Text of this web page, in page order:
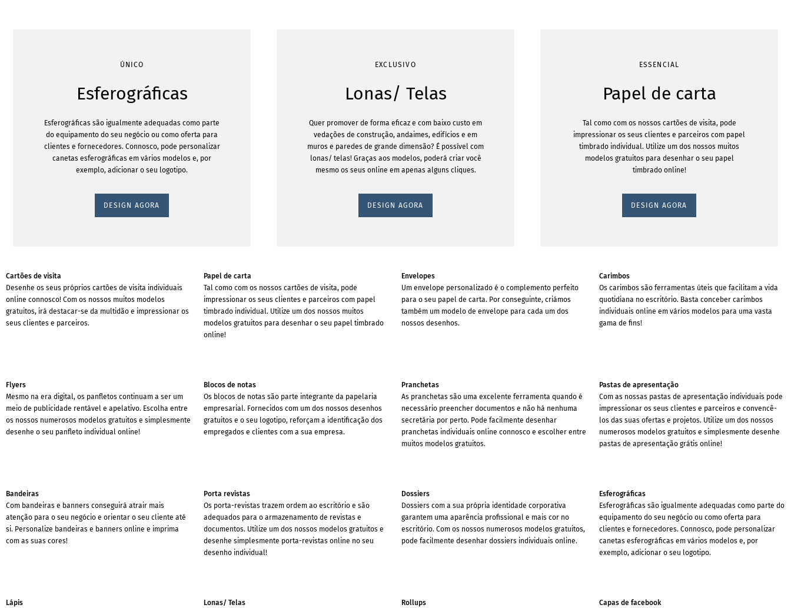
ÚNICO
Esferográficas
Esferográficas são igualmente adequadas como parte
do equipamento do seu negócio ou como oferta para
clientes e fornecedores. Connosco, pode personalizar
canetas esferográficas em vários modelos e, por
exemplo, adicionar o seu logotipo.
DESIGN AGORA
EXCLUSIVO
Lonas/ Telas
Quer promover de forma eficaz e com baixo custo em
vedações de construção, andaimes, edifícios e em
muros e paredes de grande dimensão? É possível com
lonas/ telas! Graças aos modelos, poderá criar você
mesmo os seus online em apenas alguns cliques.
DESIGN AGORA
ESSENCIAL
Papel de carta
Tal como com os nossos cartões de visita, pode
impressionar os seus clientes e parceiros com papel
timbrado individual. Utilize um dos nossos muitos
modelos gratuitos para desenhar o seu papel
timbrado online!
DESIGN AGORA
Cartões de visita
Desenhe os seus próprios cartões de visita individuais
online connosco! Com os nossos muitos modelos
gratuitos, irá destacar-se da multidão e impressionar os
seus clientes e parceiros.
Papel de carta
Tal como com os nossos cartões de visita, pode
impressionar os seus clientes e parceiros com papel
timbrado individual. Utilize um dos nossos muitos
modelos gratuitos para desenhar o seu papel timbrado
online!
Envelopes
Um envelope personalizado é o complemento perfeito
para o seu papel de carta. Por conseguinte, criámos
também um modelo de envelope para cada um dos
nossos desenhos.
Carimbos
Os carimbos são ferramentas úteis que facilitam a vida
quotidiana no escritório. Basta conceber carimbos
individuais online em vários modelos para uma vasta
gama de fins!
Flyers
Mesmo na era digital, os panfletos continuam a ser um
meio de publicidade rentável e apelativo. Escolha entre
os nossos numerosos modelos gratuitos e simplesmente
desenhe o seu panfleto individual online!
Blocos de notas
Os blocos de notas são parte integrante da papelaria
empresarial. Fornecidos com um dos nossos desenhos
gratuitos e o seu logotipo, reforçam a identificação dos
empregados e clientes com a sua empresa.
Pranchetas
As pranchetas são uma excelente ferramenta quando é
necessário preencher documentos e não há nenhuma
secretária por perto. Pode facilmente desenhar
pranchetas individuais online connosco e escolher entre
muitos modelos gratuitos.
Pastas de apresentação
Com as nossas pastas de apresentação individuais pode
impressionar os seus clientes e parceiros e convencê-
los das suas ofertas e projetos. Utilize um dos nossos
numerosos modelos gratuitos e simplesmente desenhe
pastas de apresentação grátis online!
Bandeiras
Com bandeiras e banners conseguirá atrair mais
atenção para o seu negócio e orientar o seu cliente até
si. Personalize bandeiras e banners online e imprima
com as suas cores!
Porta revistas
Os porta-revistas trazem ordem ao escritório e são
adequados para o armazenamento de revistas e
documentos. Utilize um dos nossos modelos gratuitos e
desenhe simplesmente porta-revistas online no seu
desenho individual!
Dossiers
Dossiers com a sua própria identidade corporativa
garantem uma aparência profissional e mais cor no
escritório. Com os nossos numerosos modelos gratuitos,
pode facilmente desenhar dossiers individuais online.
Esferográficas
Esferográficas são igualmente adequadas como parte do
equipamento do seu negócio ou como oferta para
clientes e fornecedores. Connosco, pode personalizar
canetas esferográficas em vários modelos e, por
exemplo, adicionar o seu logotipo.
Lápis
Lonas/ Telas
Rollups
Capas de facebook